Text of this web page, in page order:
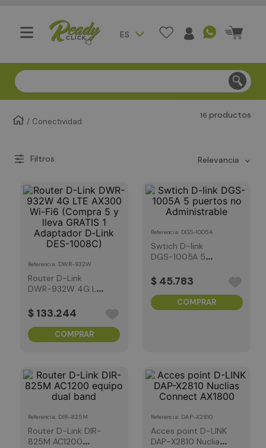
ES
Compra segura - Entregas en Bogotá en menos de 3
Conectividad
16productos
relevancia
Referencia DWR-932W
Router D-Link
DWR-932W 4G LTE
(Compra 5 y lleva
GRATIS 1
Adaptador D‑Link
DES-1008C)
$ 133.244
COMPRAR
Referencia DGS-1005A
Swtich D-link
DGS-1005A 5
Administrable
$ 45.783
COMPRAR
Referencia DIR-825M
Router D-Link DIR-
825M AC1200
Referencia DAP-X2810
Acces point D-LINK
DAP-X2810 Nuclias